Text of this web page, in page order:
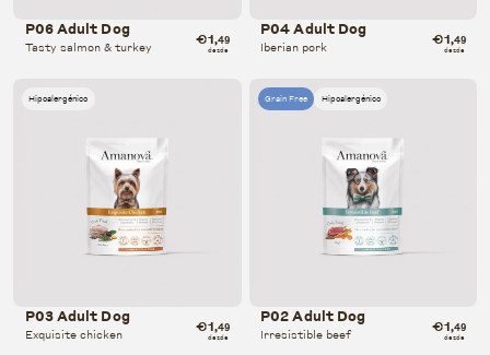
P06 Adult Dog
Tasty salmon & turkey desde
€1,49
P04 Adult Dog
Iberian pork desde
€1,49
Hipoalergénico
P03 Adult Dog
Exquisite chicken desde
€1,49
Hipoalergénico
Grain Free
P02 Adult Dog
Irresistible beef desde
€1,49